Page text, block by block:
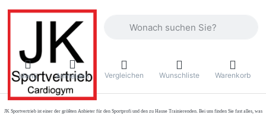
Menü Anmelden Vergleichen Wunschliste Warenkorb
JK Sportvertrieb ist einer der größten Anbieter für den Sportprofi und den zu Hause Trainierenden. Bei uns finden Sie fast alles, was